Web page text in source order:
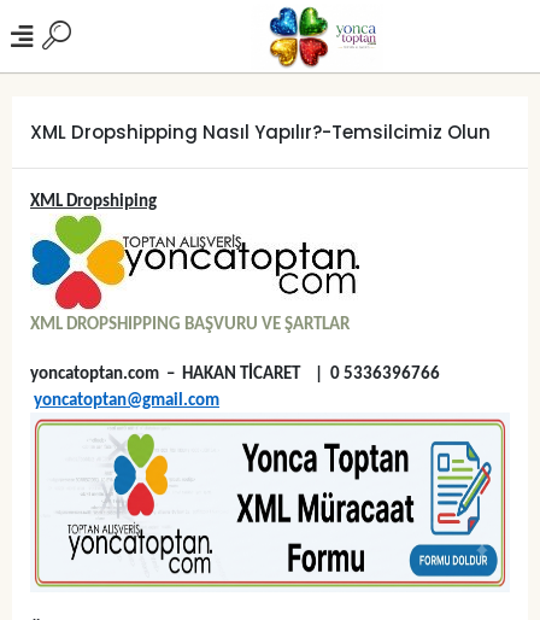
XML Dropshipping Nasıl Yapılır?-Temsilcimiz Olun
XML Dropshiping
XML DROPSHIPPING BAŞVURU VE ŞARTLAR
yoncatoptan.com – HAKAN TİCARET | 0 5336396766
yoncatoptan@gmail.com